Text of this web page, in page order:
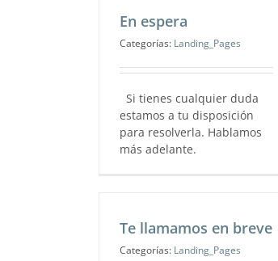
En espera
Categorías: Landing_Pages
Si tienes cualquier duda
estamos a tu disposición
para resolverla. Hablamos
más adelante.
Te llamamos en breve
Categorías: Landing_Pages